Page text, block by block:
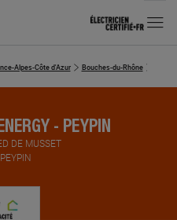
MENU
Alpes-Côte d'Azur Bouches-du-Rhône
- PEYPIN
DE MUSSET